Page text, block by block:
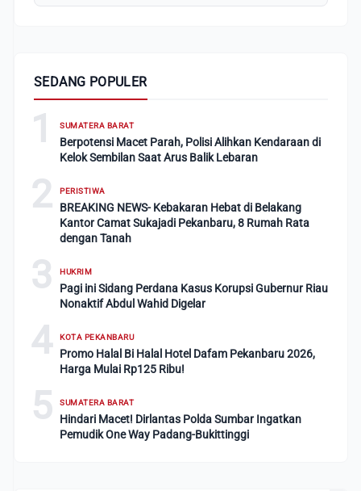
SEDANG POPULER
1 SUMATERA BARAT
Berpotensi Macet Parah, Polisi Alihkan Kendaraan di
Kelok Sembilan Saat Arus Balik Lebaran
2 PERISTIWA
BREAKING NEWS- Kebakaran Hebat di Belakang
Kantor Camat Sukajadi Pekanbaru, 8 Rumah Rata
dengan Tanah
3 HUKRIM
Pagi ini Sidang Perdana Kasus Korupsi Gubernur Riau
Nonaktif Abdul Wahid Digelar
4 KOTA PEKANBARU
Promo Halal Bi Halal Hotel Dafam Pekanbaru 2026,
Harga Mulai Rp125 Ribu!
5 SUMATERA BARAT
Hindari Macet! Dirlantas Polda Sumbar Ingatkan
Pemudik One Way Padang-Bukittinggi